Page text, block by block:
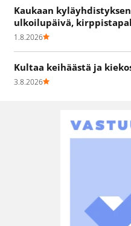
Kaukaan
ulkoilupäivä,
1.8.2026
Kultaa keihäästä ja
3.8.2026